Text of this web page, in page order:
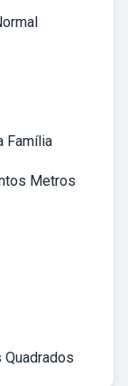
Família
Metros